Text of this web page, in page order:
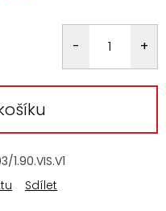
1.90.VIS.V1
Sdílet